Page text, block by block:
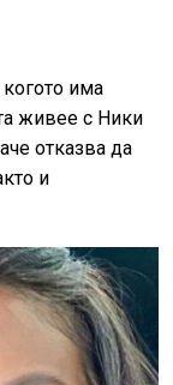
има
живее с Ники
отказва да
и